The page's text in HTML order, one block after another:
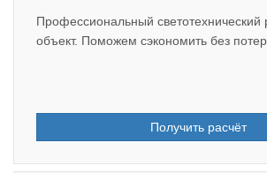
Профессиональный светотехнический
объект. Поможем сэкономить без
Получить расчёт